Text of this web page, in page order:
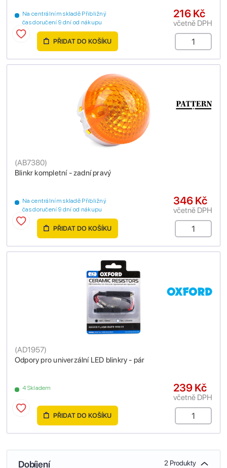
Na centrálním skladě Přibližný
čas doručení 9 dní od nákupu
216 Kč
včetně DPH
PŘIDAT DO KOŠÍKU
Blinkr kompletní - zadní pravý
(AB7380)
Na centrálním skladě Přibližný
čas doručení 9 dní od nákupu
346 Kč
včetně DPH
PŘIDAT DO KOŠÍKU
Odpory pro univerzální LED blinkry - pár
(AD1957)
4 Skladem 239 Kč
včetně DPH
PŘIDAT DO KOŠÍKU
Dobíjení 2 Produkty